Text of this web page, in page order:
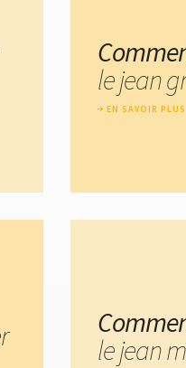
le jean
EN SAVOIR PLUS
le jean